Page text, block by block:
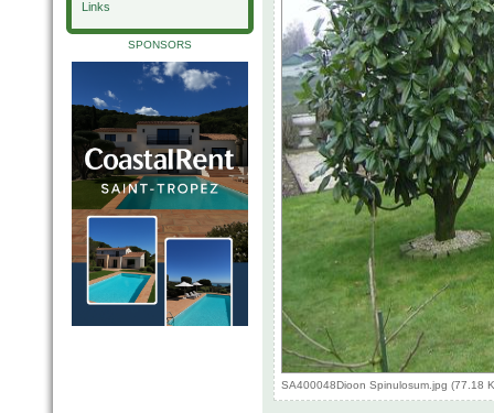
Links
SPONSORS
SA400048Dioon Spinulosum.jpg (77.18